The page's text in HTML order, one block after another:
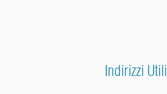
Indirizzi Utili